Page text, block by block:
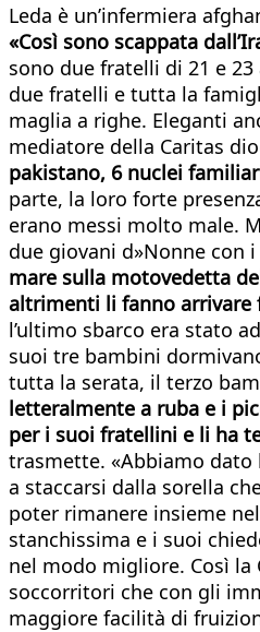
Leda è un’infermiera
«Così sono scappata
sono due fratelli di 21 e
due fratelli e tutta la
maglia a righe. Eleganti
mediatore della Caritas
pakistano, 6 nuclei
parte, la loro forte
erano messi molto male.
due giovani d»Nonne con
mare sulla motovedetta
altrimenti li fanno arrivare
l’ultimo sbarco era stato
suoi tre bambini
tutta la serata, il terzo
letteralmente a ruba e i
per i suoi fratellini e li ha
trasmette. «Abbiamo
a staccarsi dalla sorella
poter rimanere insieme
stanchissima e i suoi
nel modo migliore. Così
soccorritori che con gli
maggiore facilità di